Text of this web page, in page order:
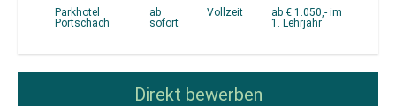
Parkhotel
Pörtschach
ab
sofort
Vollzeit
ab € 1.050,- im
1. Lehrjahr
Direkt bewerben